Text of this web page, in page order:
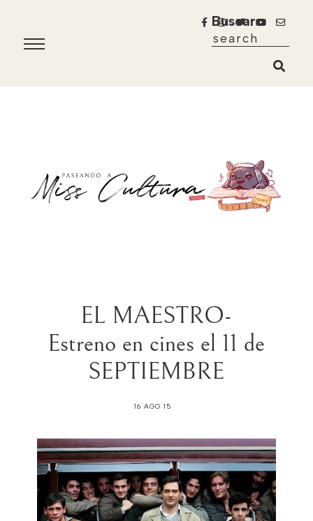
Buscar
EL MAESTRO-
Estreno en cines el 11 de
16 AGO 15